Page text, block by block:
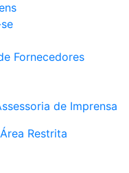
Fornecedores
de Imprensa
Área Restrita